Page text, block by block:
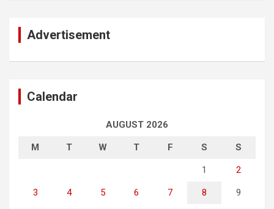
Advertisement
Calendar
AUGUST 2026
M T W T F S S
1 2
3 4 5 6 7 8 9